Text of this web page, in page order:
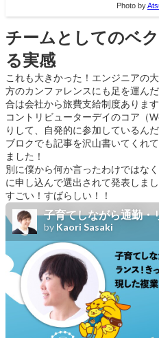
Photo by
チームとしてのベ
る実感
これも大きかった！エンジニアの
方のカンファレンスにも足を運ん
合は会社から旅費支給制度ありま
コントリビューターデイのコア（
りして、自発的に参加しているん
ブロクでも記事を沢山書いてくれ
ました！
別に僕から何か言ったわけではな
に申し込んで選出されて発表しまし
すごい！すばらしい！！